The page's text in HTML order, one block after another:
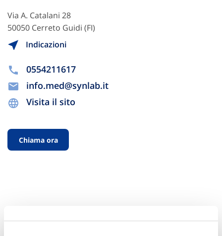
Via A. Catalani 28
50050 Cerreto Guidi (FI)
Indicazioni
0554211617
info.med@synlab.it
Visita il sito
Chiama ora